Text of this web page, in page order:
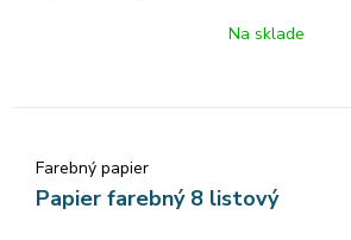
Na sklade
Farebný papier
Papier farebný 8 listový